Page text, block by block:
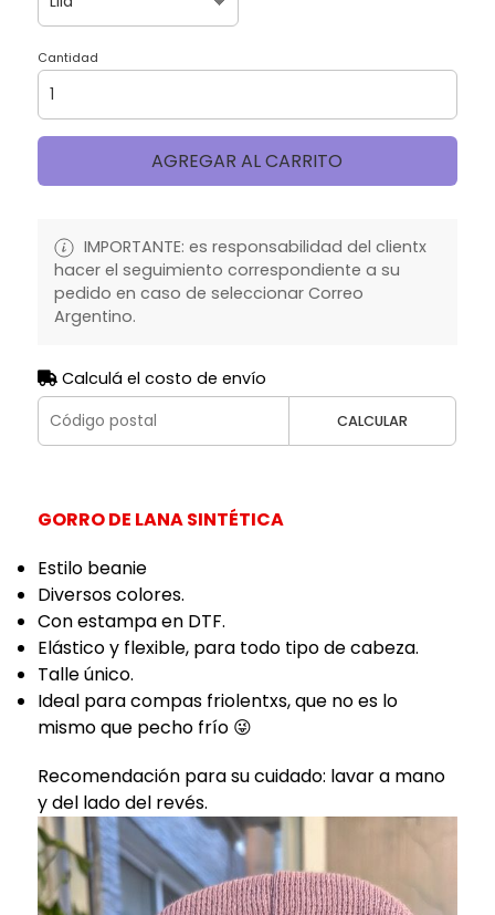
Cantidad
AGREGAR AL CARRITO
IMPORTANTE: es responsabilidad del clientx
hacer el seguimiento correspondiente a su
pedido en caso de seleccionar Correo
Argentino.
Calculá el costo de envío
CALCULAR
GORRO DE LANA SINTÉTICA
Estilo beanie
Diversos colores.
Con estampa en DTF.
Elástico y flexible, para todo tipo de cabeza.
Talle único.
Ideal para compas friolentxs, que no es lo
mismo que pecho frío 😜
Recomendación para su cuidado: lavar a mano
y del lado del revés.